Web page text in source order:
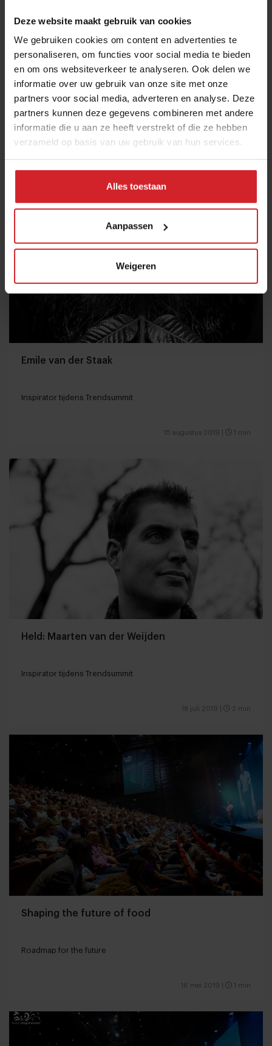
Deze website maakt gebruik van cookies
We gebruiken cookies om content en advertenties te
personaliseren, om functies voor social media te bieden
en om ons websiteverkeer te analyseren. Ook delen we
informatie over uw gebruik van onze site met onze
partners voor social media, adverteren en analyse. Deze
partners kunnen deze gegevens combineren met andere
informatie die u aan ze heeft verstrekt of die ze hebben
verzameld op basis van uw gebruik van hun services.
Alles toestaan
Aanpassen
Weigeren
Drie mega mooie menukaarten
Emile van der Staak
Inspirator tijdens Trendsummit
15 augustus 2019 1 min
Held: Maarten van der Weijden
Inspirator tijdens Trendsummit
18 juli 2019 2 min
Shaping the future of food
Roadmap for the future
16 mei 2019 1 min